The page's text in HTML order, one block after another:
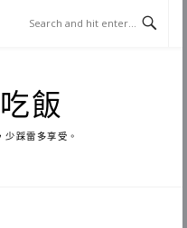
飯
少踩雷多享受。